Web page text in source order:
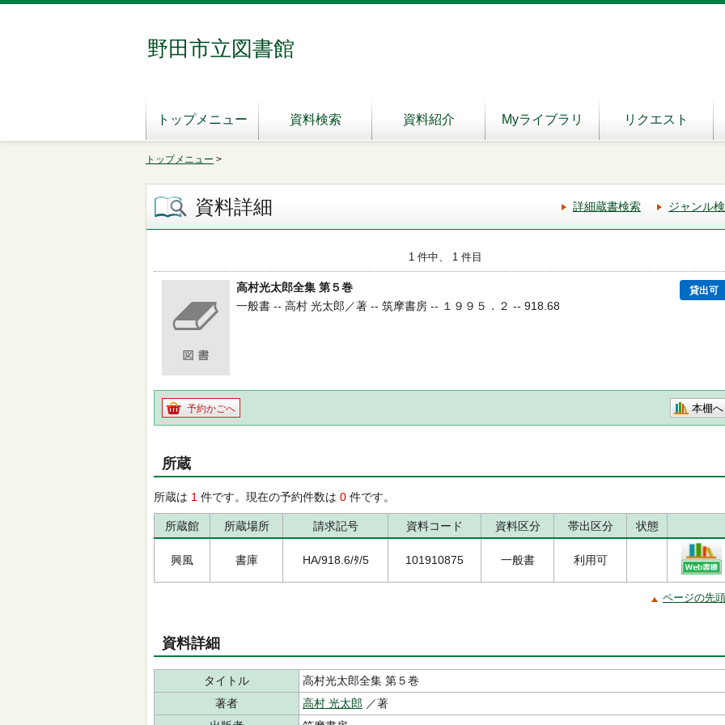
野田市立図書館
トップメニュー 資料検索 資料紹介 Myライブラリ リクエスト
トップメニュー >
資料詳細 詳細蔵書検索 ジャンル
1 件中、 1 件目
高村光太郎全集 第５巻 貸出可
一般書 -- 高村 光太郎／著 -- 筑摩書房 -- １９９５．２ -- 918.68
予約かごへ 本棚へ
所蔵
所蔵は 1 件です。現在の予約件数は 0 件です。
所蔵館 所蔵場所 請求記号 資料コード 資料区分 帯出区分 状態
興風 書庫 HA/918.6/ﾀ/5 101910875 一般書 利用可
ページの先
資料詳細
タイトル
高村光太郎全集 第５巻
著者
高村 光太郎 ／著